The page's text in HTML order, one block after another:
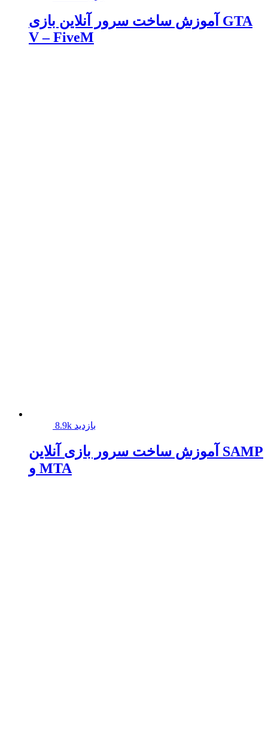
آموزش ساخت سرور آنلاین بازی GTA
V – FiveM
8.9k بازدید
آموزش ساخت سرور بازی آنلاین SAMP
و MTA